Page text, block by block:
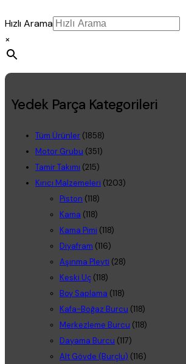
Hızlı Arama
×
Yedek Parça Kategorileri
Tüm Ürünler (1858)
Motor Grubu (351)
Tamir Takımı (215)
Kırıcı Malzemeleri (1203)
Piston (118)
Kama (118)
Kama Pimi (118)
Diyafram (116)
Aşınma Pleyti (28)
Keski Uç (118)
Boy Saplama (118)
Kafa-Boğaz Burcu (118)
Merkezleme Burcu (118)
Dayama Burcu (117)
Alt Gövde (Burçlu) (116)